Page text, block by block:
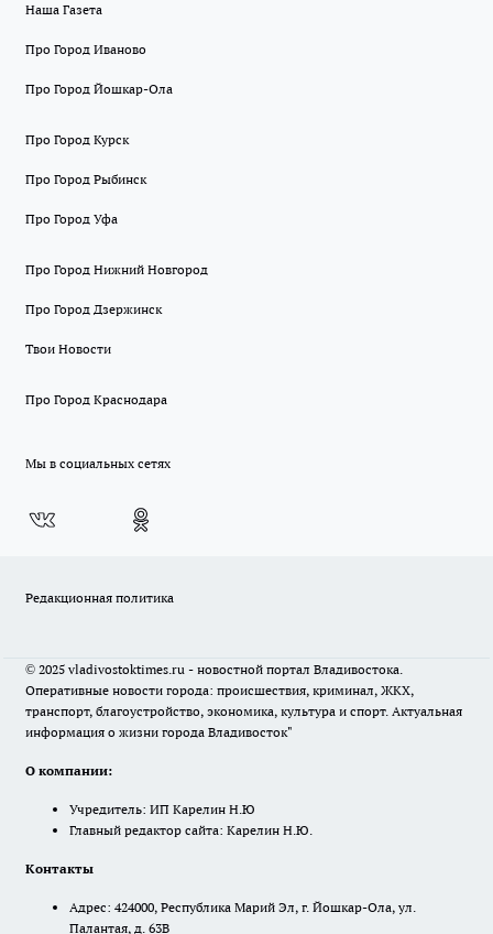
Наша Газета
Про Город Иваново
Про Город Йошкар-Ола
Про Город Курск
Про Город Рыбинск
Про Город Уфа
Про Город Нижний Новгород
Про Город Дзержинск
Твои Новости
Про Город Краснодара
Мы в социальных сетях
Редакционная политика
© 2025 vladivostoktimes.ru - новостной портал Владивостока.
Оперативные новости города: происшествия, криминал, ЖКХ,
транспорт, благоустройство, экономика, культура и спорт. Актуальная
информация о жизни города Владивосток"
О компании:
Учредитель: ИП Карелин Н.Ю
Главный редактор сайта: Карелин Н.Ю.
Контакты
Адрес: 424000, Республика Марий Эл, г. Йошкар-Ола, ул.
Палантая, д. 63В